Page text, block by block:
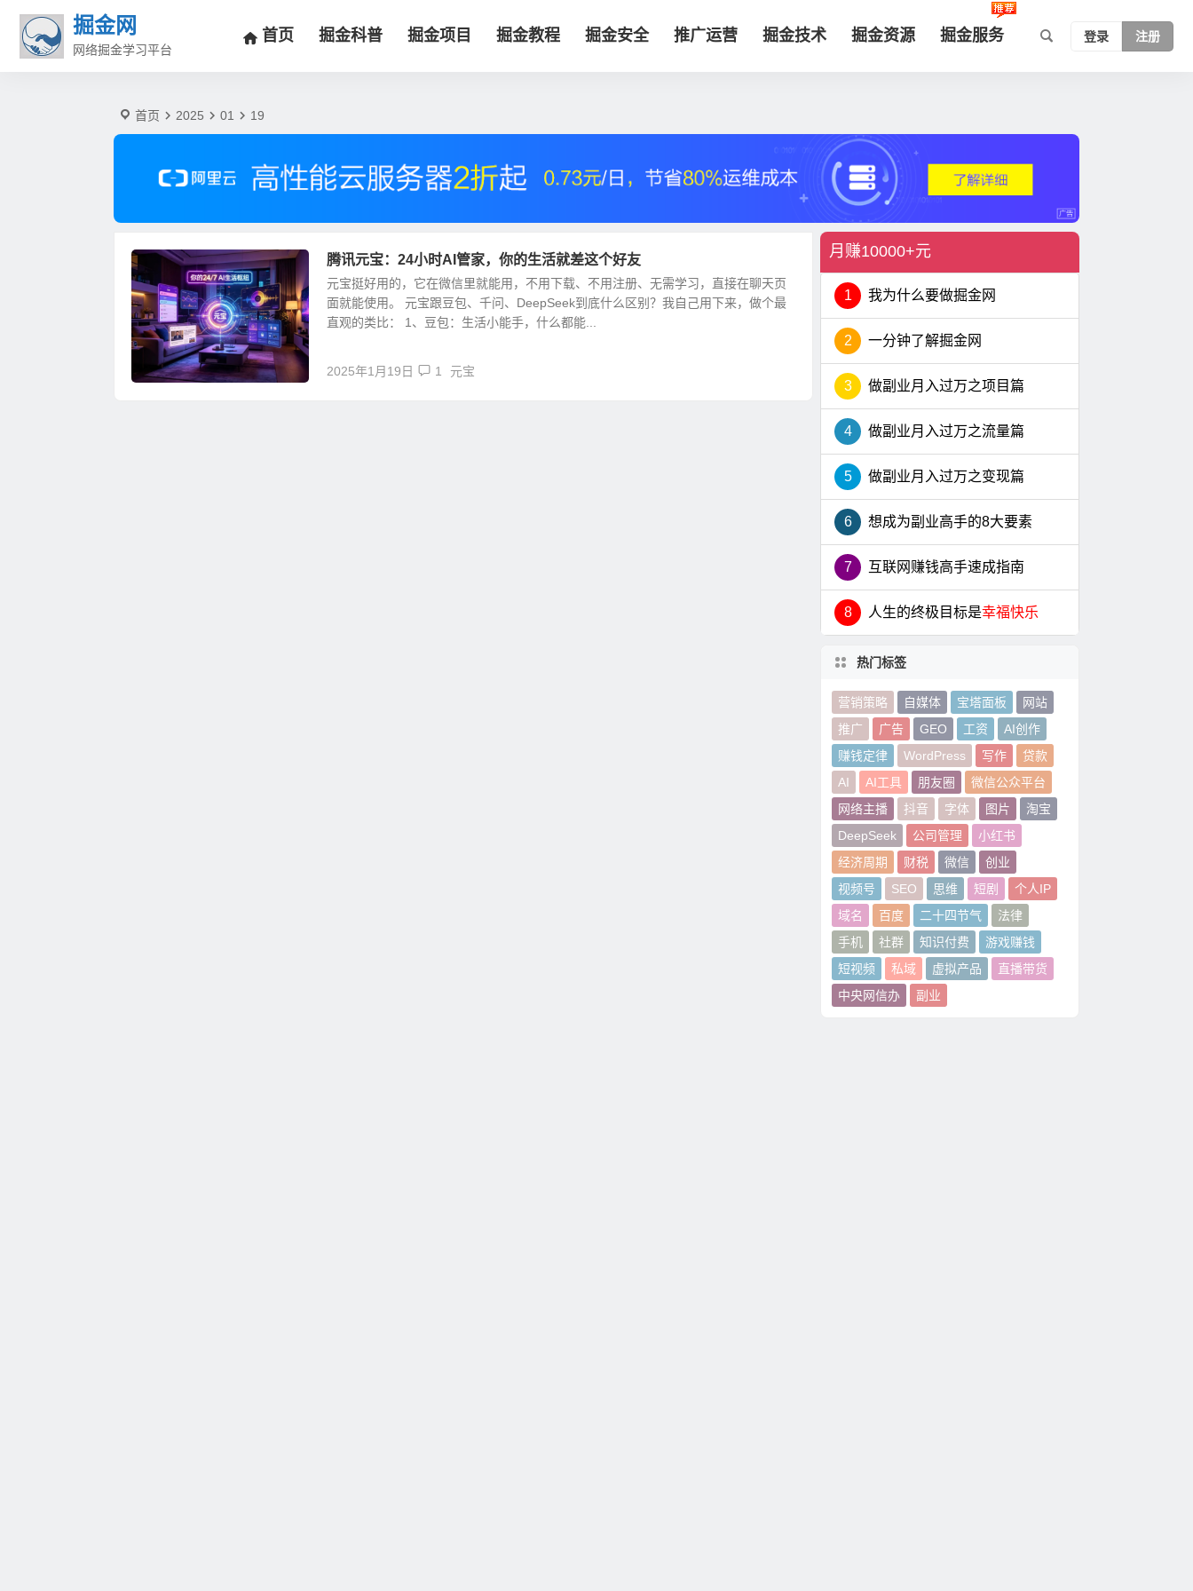
2025-1-19 | 掘金网
掘金网
网络掘金学习平台
首页 掘金科普 掘金项目 掘金教程 掘金安全 推广运营 掘金技术 掘金资源 掘金服务 登录 注册
首页 2025 01 19
腾讯元宝：24小时AI管家，你的生活就差这个好友
元宝挺好用的，它在微信里就能用，不用下载、不用注册、无需学习，直接在聊天页
面就能使用。 元宝跟豆包、千问、DeepSeek到底什么区别？我自己用下来，做个最
直观的类比： 1、豆包：生活小能手，什么都能...
2025年1月19日 1 元宝
月赚10000+元
1 我为什么要做掘金网
2 一分钟了解掘金网
3 做副业月入过万之项目篇
4 做副业月入过万之流量篇
5 做副业月入过万之变现篇
6 想成为副业高手的8大要素
7 互联网赚钱高手速成指南
8 人生的终极目标是幸福快乐
热门标签
营销策略 自媒体 宝塔面板
网站
推广
广告 GEO 工资
AI创作
赚钱定律
WordPress 写作
贷款
AI
AI工具 朋友圈
微信公众平台
网络主播
抖音 字体 图片
淘宝
DeepSeek
公司管理
小红书
经济周期
财税 微信
创业
视频号
SEO 思维 短剧
个人IP
域名
百度 二十四节气
法律
手机
社群 知识付费
游戏赚钱
短视频
私域 虚拟产品
直播带货
中央网信办
副业